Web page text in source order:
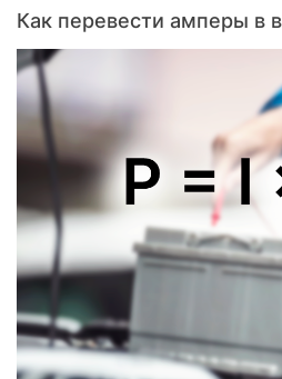
Как перевести амперы в